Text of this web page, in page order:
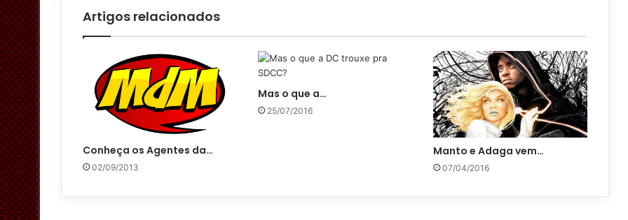
Artigos relacionados
Conheça os Agentes da…
02/09/2013
Mas o que a…
25/07/2016
Manto e Adaga vem…
07/04/2016